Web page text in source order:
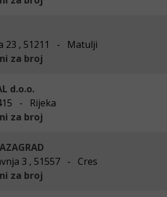
23 , 51211 - Matulji
za broj
d.o.o.
- Rijeka
za broj
3 , 51557 - Cres
za broj